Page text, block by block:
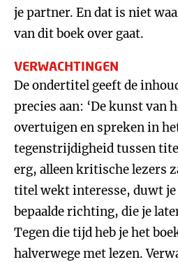
je partner. En dat is niet
van dit boek over gaat.
VERWACHTINGEN
De ondertitel geeft de
precies aan: ‘De kunst van
overtuigen en spreken in
tegenstrijdigheid tussen
erg, alleen kritische lezers
titel wekt interesse, duwt
bepaalde richting, die je
Tegen die tijd heb je het
halverwege met lezen.